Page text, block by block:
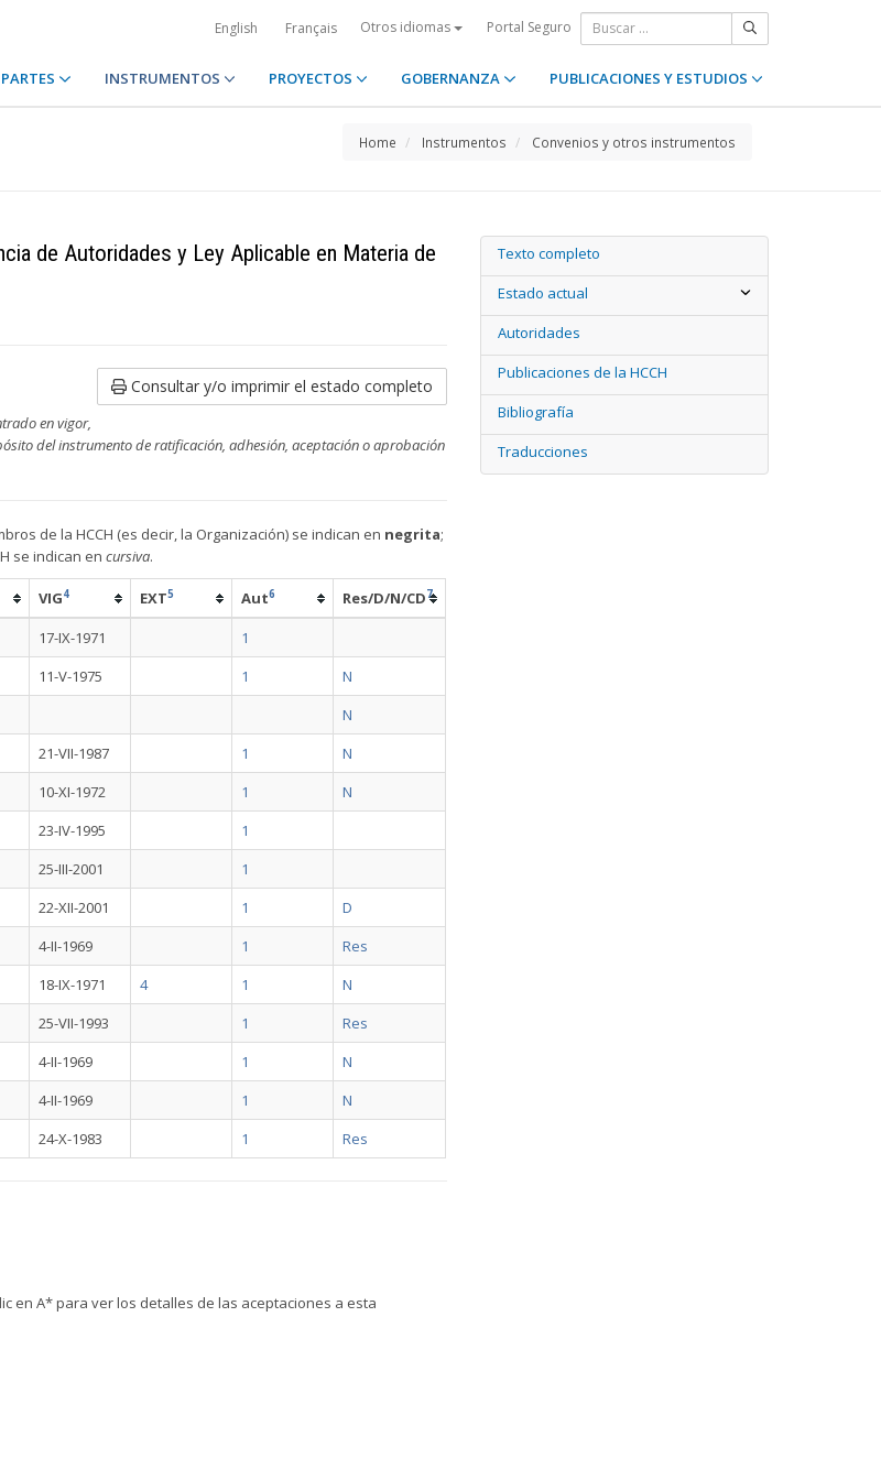
English Français Otros idiomas Portal Seguro
INSTRUMENTOS PROYECTOS GOBERNANZA PUBLICACIONES Y ESTUDIOS
Home Instrumentos Convenios y otros instrumentos
de Autoridades y Ley Aplicable en Materia de
Consultar y/o imprimir el estado completo
en vigor,
del instrumento de ratificación, adhesión, aceptación o aprobación
de la HCCH (es decir, la Organización) se indican en negrita;
se indican en cursiva.
VIG4 EXT5 Aut6 Res/D/N/CD7
17-IX-1971
1
11-V-1975 1
N
N
21-VII-1987 1
N
10-XI-1972 1
N
23-IV-1995
1
25-III-2001
1
22-XII-2001 1
D
4-II-1969 1
Res
18-IX-1971 4 1
N
25-VII-1993 1
Res
4-II-1969 1
N
4-II-1969 1
N
24-X-1983 1 Res
en A* para ver los detalles de las aceptaciones a esta
Texto completo
Estado actual
Autoridades
Publicaciones de la HCCH
Bibliografía
Traducciones